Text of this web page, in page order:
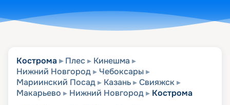
Кострома Плес
Кинешма
Нижний Новгород
Чебоксары
Мариинский Посад
Казань
Свияжск
Макарьево
Нижний Новгород Кострома